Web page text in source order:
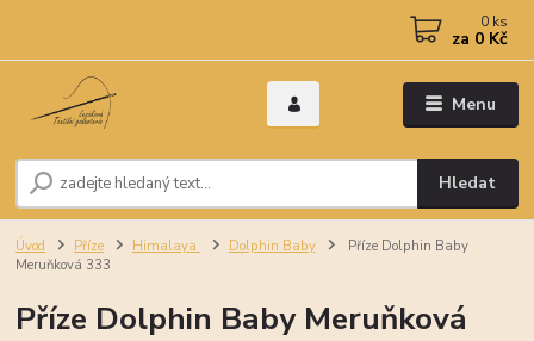
Menu
Hledat
0 ks
za 0 Kč
Úvod Příze Himalaya Dolphin Baby
Příze Dolphin Baby
Meruňková 333
Příze Dolphin Baby Meruňková